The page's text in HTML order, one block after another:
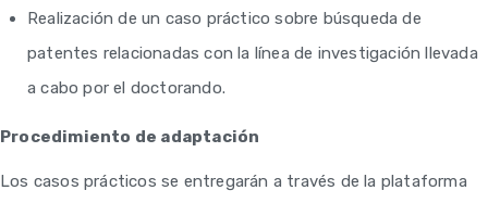
Realización de un caso práctico sobre búsqueda de
patentes relacionadas con la línea de investigación llevada
a cabo por el doctorando.
Procedimiento de adaptación
Los casos prácticos se entregarán a través de la plataforma